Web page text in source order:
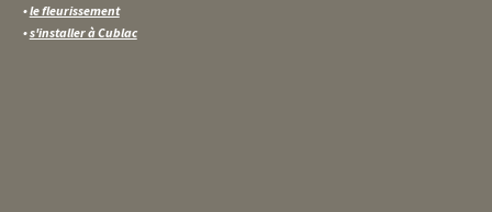
•le fleurissement
•s'installer à Cublac